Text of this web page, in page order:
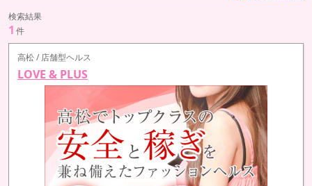
検索結果
1 件
高松 / 店舗型ヘルス
LOVE & PLUS